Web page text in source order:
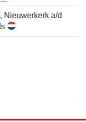
Nieuwerkerk a/d